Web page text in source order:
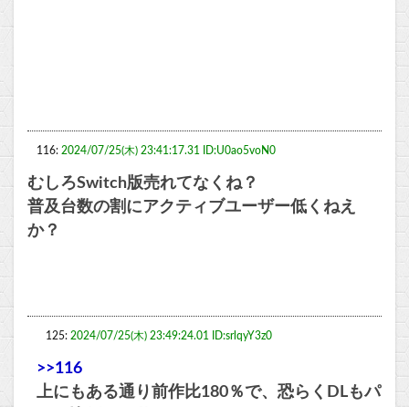
116: 2024/07/25(木) 23:41:17.31 ID:U0ao5voN0
むしろSwitch版売れてなくね？
普及台数の割にアクティブユーザー低くねえ
か？
125: 2024/07/25(木) 23:49:24.01 ID:srlqyY3z0
>>116
上にもある通り前作比180％で、恐らくDLもパ